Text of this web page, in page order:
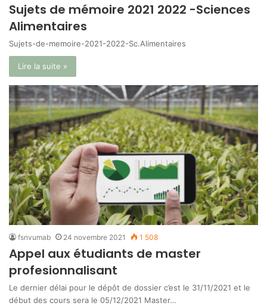
Sujets de mémoire 2021 2022 -Sciences
Alimentaires
Sujets-de-memoire-2021-2022-Sc.Alimentaires
Lire la suite »
fsnvumab 24 novembre 2021 1 508
Appel aux étudiants de master
profesionnalisant
Le dernier délai pour le dépôt de dossier c’est le 31/11/2021 et le
début des cours sera le 05/12/2021 Master…